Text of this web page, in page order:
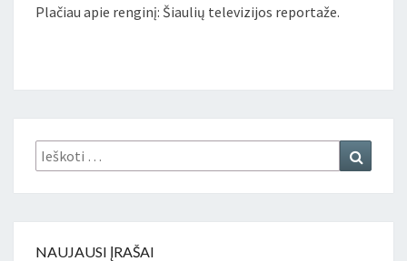
Plačiau apie renginį: Šiaulių televizijos reportaže.
Ieškoti:
NAUJAUSI ĮRAŠAI